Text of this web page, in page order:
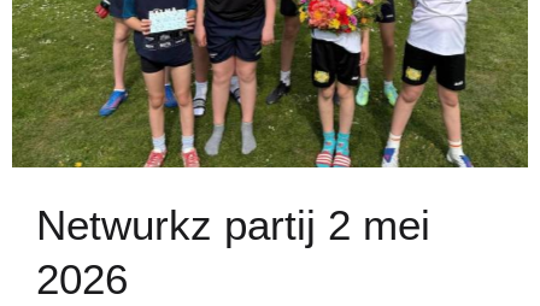
Netwurkz partij 2 mei
2026